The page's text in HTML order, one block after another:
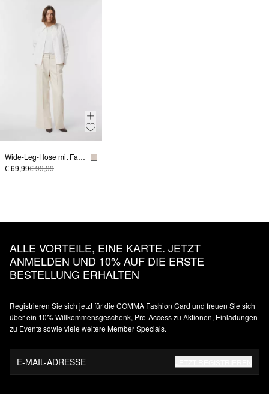
Wide-Leg-Hose mit Falten und doppeltem Bund
€ 69,99€ 99,99
ALLE VORTEILE, EINE KARTE. JETZT
ANMELDEN UND 10% AUF DIE ERSTE
BESTELLUNG ERHALTEN
Registrieren Sie sich jetzt für die COMMA Fashion Card und freuen Sie sich
über ein 10% Willkommensgeschenk, Pre-Access zu Aktionen, Einladungen
zu Events sowie viele weitere Member Specials.
E-MAIL-ADRESSE